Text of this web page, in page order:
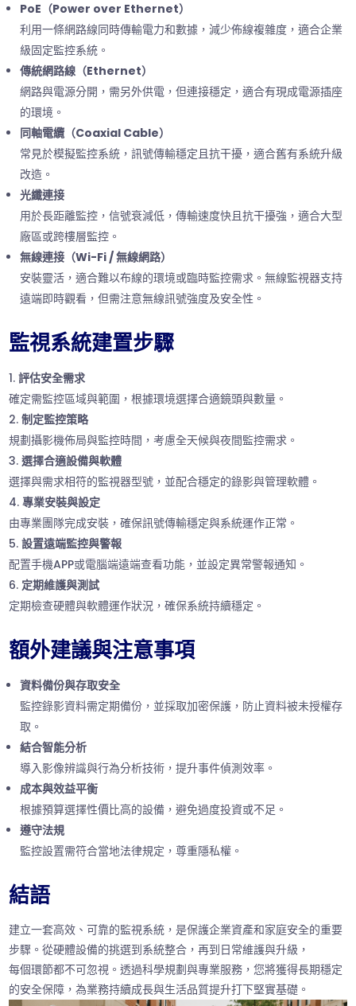
PoE（Power over Ethernet）
利用一條網路線同時傳輸電力和數據，減少佈線複雜度，適合企業
級固定監控系統。
傳統網路線（Ethernet）
網路與電源分開，需另外供電，但連接穩定，適合有現成電源插座
的環境。
同軸電纜（Coaxial Cable）
常見於模擬監控系統，訊號傳輸穩定且抗干擾，適合舊有系統升級
改造。
光纖連接
用於長距離監控，信號衰減低，傳輸速度快且抗干擾強，適合大型
廠區或跨樓層監控。
無線連接（Wi-Fi / 無線網路）
安裝靈活，適合難以布線的環境或臨時監控需求。無線監視器支持
遠端即時觀看，但需注意無線訊號強度及安全性。
監視系統建置步驟
評估安全需求
確定需監控區域與範圍，根據環境選擇合適鏡頭與數量。
制定監控策略
規劃攝影機佈局與監控時間，考慮全天候與夜間監控需求。
選擇合適設備與軟體
選擇與需求相符的監視器型號，並配合穩定的錄影與管理軟體。
專業安裝與設定
由專業團隊完成安裝，確保訊號傳輸穩定與系統運作正常。
設置遠端監控與警報
配置手機APP或電腦端遠端查看功能，並設定異常警報通知。
定期維護與測試
定期檢查硬體與軟體運作狀況，確保系統持續穩定。
額外建議與注意事項
資料備份與存取安全
監控錄影資料需定期備份，並採取加密保護，防止資料被未授權存
取。
結合智能分析
導入影像辨識與行為分析技術，提升事件偵測效率。
成本與效益平衡
根據預算選擇性價比高的設備，避免過度投資或不足。
遵守法規
監控設置需符合當地法律規定，尊重隱私權。
結語
建立一套高效、可靠的監視系統，是保護企業資產和家庭安全的重要
步驟。從硬體設備的挑選到系統整合，再到日常維護與升級，
每個環節都不可忽視。透過科學規劃與專業服務，您將獲得長期穩定
的安全保障，為業務持續成長與生活品質提升打下堅實基礎。